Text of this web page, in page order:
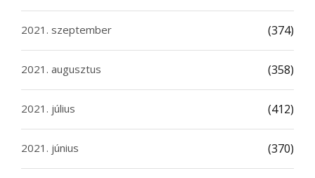
2021. szeptember (374)
2021. augusztus (358)
2021. július (412)
2021. június (370)